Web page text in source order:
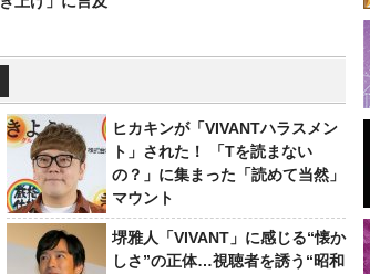
ヒカキンが「VIVANTハラスメン
ト」された！ 「Tを読まない
の？」に集まった「読めて当然」
マウント
堺雅人「VIVANT」に感じる“懐か
しさ”の正体…視聴者を誘う“昭和